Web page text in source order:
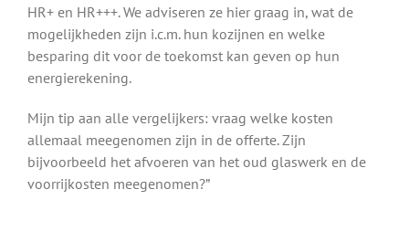
HR+ en HR+++. We adviseren ze hier graag in, wat de
mogelijkheden zijn i.c.m. hun kozijnen en welke
besparing dit voor de toekomst kan geven op hun
energierekening.
Mijn tip aan alle vergelijkers: vraag welke kosten
allemaal meegenomen zijn in de offerte. Zijn
bijvoorbeeld het afvoeren van het oud glaswerk en de
voorrijkosten meegenomen?”